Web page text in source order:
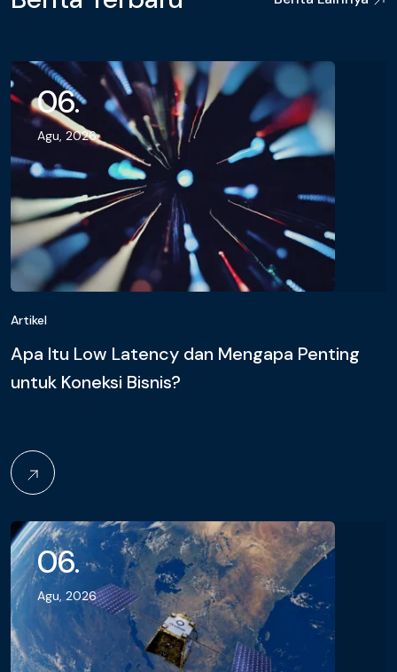
06.
Agu, 2026
Artikel
Apa Itu Low Latency dan Mengapa Penting
untuk Koneksi Bisnis?
06.
Agu, 2026